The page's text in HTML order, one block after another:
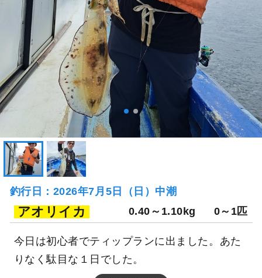
釣行日：2026年7月5日（日）中潮
アオリイカ 0.40～1.10kg 0～1匹
今日は初心者でティップランに出ました。あた
りなく駄目な１日でした。